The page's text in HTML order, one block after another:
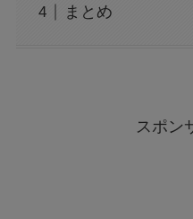
まとめ
スポン